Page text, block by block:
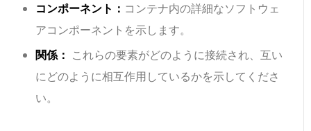
コンポーネント： コンテナ内の詳細なソフトウェ
アコンポーネントを示します。
関係： これらの要素がどのように接続され、互い
にどのように相互作用しているかを示してくださ
い。